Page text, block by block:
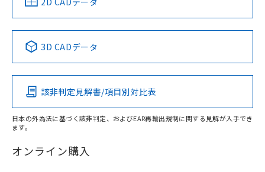
Pb Hg Cd Cr(VI)
O
在庫等で未対応品が混在する可能性があります。
3D CADデータ
該非判定見解書/項目別対比表
日本の外為法に基づく該非判定、およびEAR再輸出規制に関する見解が入手でき
ます。
オンライン購入